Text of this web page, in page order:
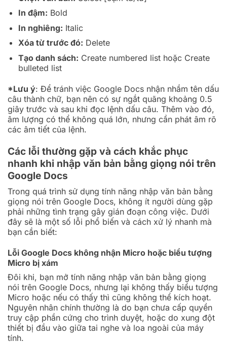
In đậm: Bold
In nghiêng: Italic
Xóa từ trước đó: Delete
Tạo danh sách: Create numbered list hoặc Create
bulleted list
*Lưu ý: Để tránh việc Google Docs nhận nhầm tên dấu
câu thành chữ, bạn nên có sự ngắt quãng khoảng 0.5
giây trước và sau khi đọc lệnh dấu câu. Thêm vào đó,
âm lượng có thể không quá lớn, nhưng cần phát âm rõ
các âm tiết của lệnh.
Các lỗi thường gặp và cách khắc phục
nhanh khi nhập văn bản bằng giọng nói trên
Google Docs
Trong quá trình sử dụng tính năng nhập văn bản bằng
giọng nói trên Google Docs, không ít người dùng gặp
phải những tình trạng gây gián đoạn công việc. Dưới
đây sẽ là một số lỗi phổ biến và cách xử lý nhanh mà
bạn cần biết:
Lỗi Google Docs không nhận Micro hoặc biểu tượng
Micro bị xám
Đôi khi, bạn mở tính năng nhập văn bản bằng giọng
nói trên Google Docs, nhưng lại không thấy biểu tượng
Micro hoặc nếu có thấy thì cũng không thể kích hoạt.
Nguyên nhân chính thường là do bạn chưa cấp quyền
truy cập phần cứng cho trình duyệt, hoặc do xung đột
thiết bị đầu vào giữa tai nghe và loa ngoài của máy
tính.